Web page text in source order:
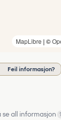
MapLibre | ©
Feil informasjon?
se all informasjon